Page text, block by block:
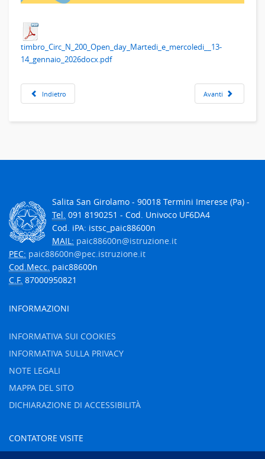
timbro_Circ_N_200_Open_day_Martedi_e_mercoledi__13-
14_gennaio_2026docx.pdf
Indietro Avanti
Salita San Girolamo - 90018 Termini Imerese (Pa) -
Tel. 091 8190251 - Cod. Univoco UF6DA4
Cod. iPA: istsc_paic88600n
MAIL: paic88600n@istruzione.it
PEC: paic88600n@pec.istruzione.it
Cod.Mecc. paic88600n
C.F. 87000950821
INFORMAZIONI
INFORMATIVA SUI COOKIES
INFORMATIVA SULLA PRIVACY
NOTE LEGALI
MAPPA DEL SITO
DICHIARAZIONE DI ACCESSIBILITÀ
CONTATORE VISITE